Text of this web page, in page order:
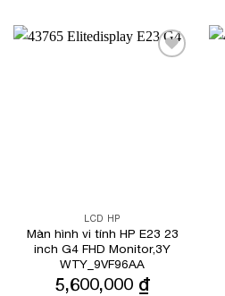
LCD HP
Màn hình vi tính HP E23 23
inch G4 FHD Monitor,3Y
WTY_9VF96AA
5,600,000 ₫